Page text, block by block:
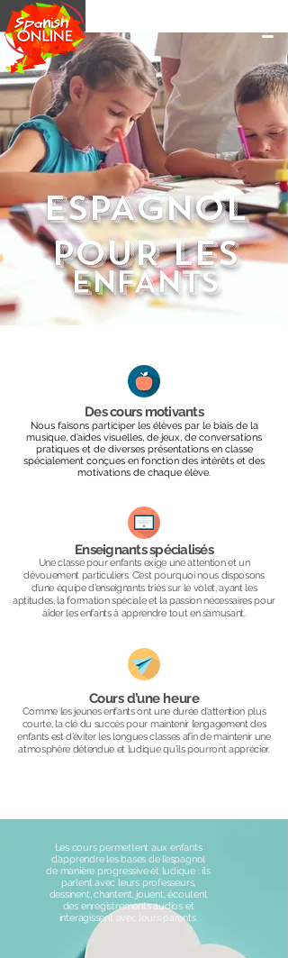
ENFANTS
ESPAGNOL
POUR les
Des cours motivants
Nous faisons participer les élèves par le biais de la
musique, d’aides visuelles, de jeux, de conversations
pratiques et de diverses présentations en classe
spécialement conçues en fonction des intérêts et des
motivations de chaque élève.
Enseignants spécialisés
Une classe pour enfants exige une attention et un
dévouement particuliers. C’est pourquoi nous disposons
d’une équipe d’enseignants triés sur le volet, ayant les
aptitudes, la formation spéciale et la passion nécessaires pour
aider les enfants à apprendre tout en s’amusant.
Cours d’une heure
Comme les jeunes enfants ont une durée d’attention plus
courte, la clé du succès pour maintenir l’engagement des
enfants est d’éviter les longues classes afin de maintenir une
atmosphère détendue et ludique qu’ils pourront apprécier.
Les cours permettent aux enfants
d’apprendre les bases de l’espagnol
de manière progressive et ludique : ils
parlent avec leurs professeurs,
dessinent, chantent, jouent, écoutent
des enregistrements audios et
interagissent avec leurs parents.